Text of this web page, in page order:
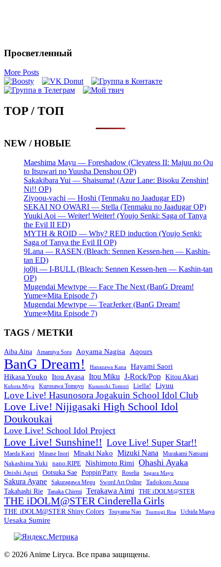
Просветленный
More Posts
TOP / ТОП
NEW / НОВЫЕ
Maeshima Mayu — Foreshadow (Clevatess II: Majuu no Ou
to Itsuwari no Yuusha Denshou OP)
Sakakibara Yui — Shaisuma! (Azur Lane: Bisoku Zenshin!
Ni!! OP)
Ziyoou-vachi — Hoshi (Tenmaku no Jaadugar ED)
SEKAI NO OWARI — Stella (Tenmaku no Jaadugar OP)
Yuuki Aoi — Weiter! Weiter! (Youjo Senki: Saga of Tanya
the Evil II ED)
MYTH & ROID — Why? RED induction (Youjo Senki:
Saga of Tanya the Evil II OP)
9Lana — RASEN (Bleach: Sennen Kessen-hen — Kashin-
tan ED)
jo0ji — I-BULL (Bleach: Sennen Kessen-hen — Kashin-tan
OP)
Mugendai Mewtype — Face The Next (BanG Dream!
Yume∞Mita Episode 7)
Mugendai Mewtype — TearJerker (BanG Dream!
Yume∞Mita Episode 7)
TAGS / МЕТКИ
Aiba Aina Amamiya Sora Aoyama Nagisa Aqours
BanG Dream! Hanazawa Kana
Hayami Saori
Hikasa Youko
Itou Ayasa Itou Miku J-Rock/Pop Kitou Akari
Kubota Miyu Kurosawa Tomoyo Kusunoki Tomori Liella! Liyuu
Love Live! Hasunosora Jogakuin School Idol Club
Love Live! Nijigasaki High School Idol
Doukoukai
Love Live! School Idol Project
Love Live! Sunshine!! Love Live! Super Star!!
Maeda Kaori Minase Inori Misaki Nako Mizuki Nana Murakami Natsumi
Nakashima Yuki nano.RIPE Nishimoto Rimi Ohashi Ayaka
Onishi Aguri Ootsuka Sae Poppin'Party Roselia Sagara Mayu
Sakura Ayane Sakuragawa Megu Sword Art Online Tadokoro Azusa
Takahashi Rie Tanaka Chiemi Terakawa Aimi THE iDOLM@STER
THE iDOLM@STER Cinderella Girls
THE iDOLM@STER Shiny Colors Touyama Nao Tsumugi Risa Uchida Maaya
Uesaka Sumire
© 2026 Anime Liryca. Все права защищены.